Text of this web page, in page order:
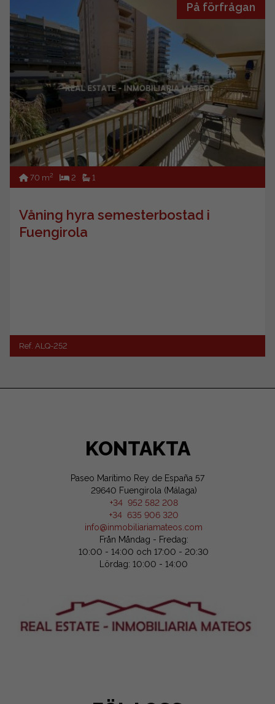
På förfrågan
70 m2 2 1
Våning hyra semesterbostad i
Fuengirola
Ref. ALQ-252
KONTAKTA
Paseo Marítimo Rey de España 57
29640 Fuengirola (Málaga)
+34 952 582 208
+34 635 906 320
info@inmobiliariamateos.com
Från Måndag - Fredag:
10:00 - 14:00 och 17:00 - 20:30
Lördag: 10:00 - 14:00